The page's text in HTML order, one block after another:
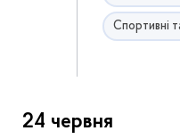
Спортивні
24 червня